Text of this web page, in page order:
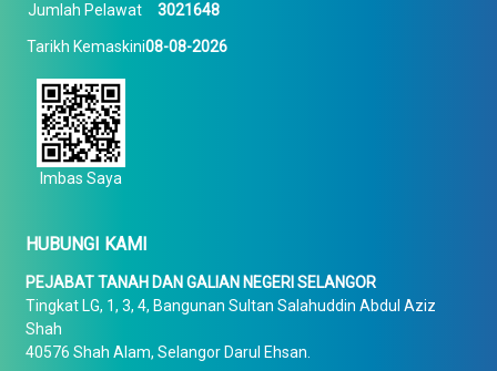
Jumlah Pelawat 3021648
Tarikh Kemaskini08-08-2026
Imbas Saya
HUBUNGI KAMI
PEJABAT TANAH DAN GALIAN NEGERI SELANGOR
Tingkat LG, 1, 3, 4, Bangunan Sultan Salahuddin Abdul Aziz
Shah
40576 Shah Alam, Selangor Darul Ehsan.